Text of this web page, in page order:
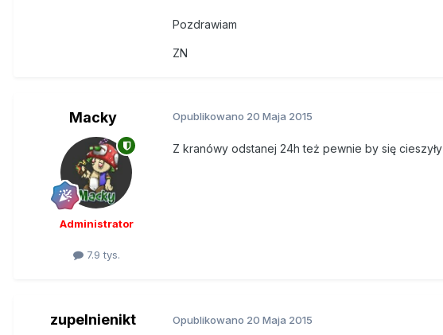
Pozdrawiam
ZN
Macky
Administrator
7.9 tys.
Opublikowano 20 Maja 2015
Z kranówy odstanej 24h też pewnie by się cieszyły
zupelnienikt Opublikowano 20 Maja 2015